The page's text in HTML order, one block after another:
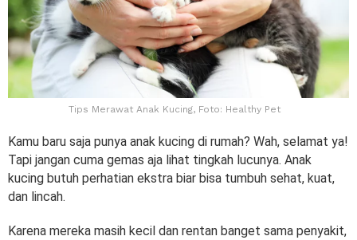
Tips Merawat Anak Kucing, Foto: Healthy Pet
Kamu baru saja punya anak kucing di rumah? Wah, selamat ya!
Tapi jangan cuma gemas aja lihat tingkah lucunya. Anak
kucing butuh perhatian ekstra biar bisa tumbuh sehat, kuat,
dan lincah.
Karena mereka masih kecil dan rentan banget sama penyakit,